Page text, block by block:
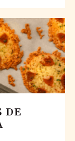
DE